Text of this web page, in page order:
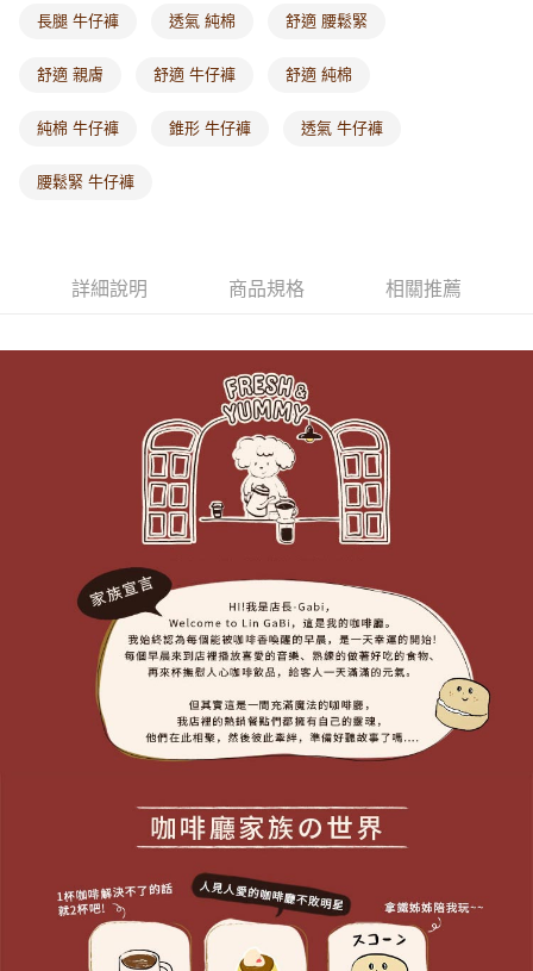
海外配送-其他亞洲地區
長腿 牛仔褲 透氣 純棉 舒適 腰鬆緊
舒適 親膚 舒適 牛仔褲 舒適 純棉
純棉 牛仔褲 錐形 牛仔褲 透氣 牛仔褲
腰鬆緊 牛仔褲
詳細說明 商品規格 相關推薦